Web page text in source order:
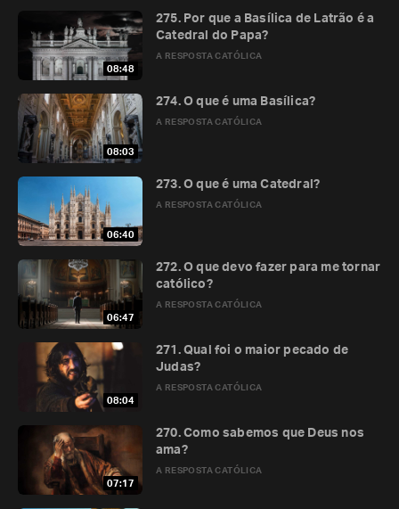
08:48
A RESPOSTA CATÓLICA
275. Por que a Basílica de Latrão é a
Catedral do Papa?
08:03
A RESPOSTA CATÓLICA
274. O que é uma Basílica?
06:40
A RESPOSTA CATÓLICA
273. O que é uma Catedral?
06:47
A RESPOSTA CATÓLICA
272. O que devo fazer para me tornar
católico?
08:04
A RESPOSTA CATÓLICA
271. Qual foi o maior pecado de
Judas?
07:17
A RESPOSTA CATÓLICA
270. Como sabemos que Deus nos
ama?